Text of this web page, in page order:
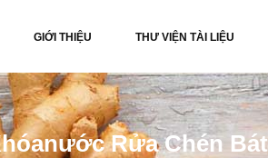
GIỚI THIỆU THƯ VIỆN TÀI LIỆU
Rửa Chén Bát